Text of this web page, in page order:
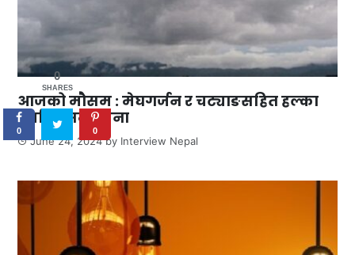
आजको मौसम : मेघगर्जन र चट्याङसहित हल्का
वर्षाको सम्भावना
June 24, 2024by Interview Nepal
0
SHARES
0 0